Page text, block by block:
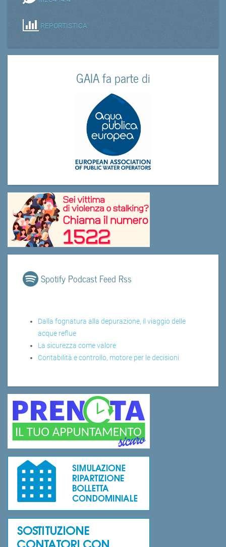
REPORTISTICA
GAIA fa parte di
Spotify Podcast Feed Rss
Dalla fognatura alla depurazione, il viaggio delle
acque reflue
La sicurezza come valore
Contabilità e controllo, motore per le decisioni